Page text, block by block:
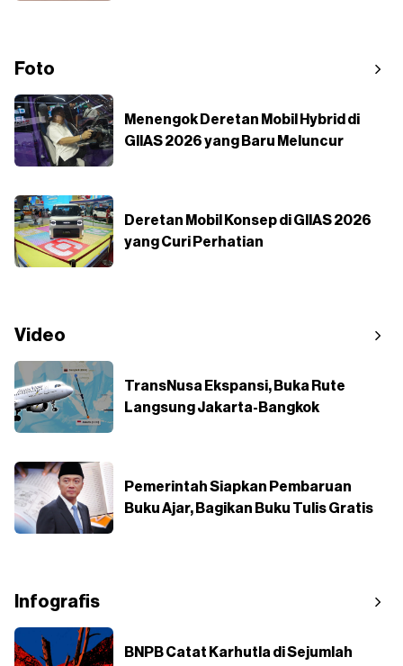
Foto
Menengok Deretan Mobil Hybrid di
GIIAS 2026 yang Baru Meluncur
Deretan Mobil Konsep di GIIAS 2026
yang Curi Perhatian
Video
TransNusa Ekspansi, Buka Rute
Langsung Jakarta-Bangkok
Pemerintah Siapkan Pembaruan
Buku Ajar, Bagikan Buku Tulis Gratis
Infografis
BNPB Catat Karhutla di Sejumlah